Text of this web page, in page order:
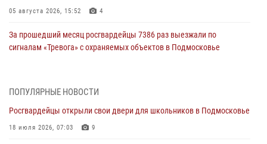
05 августа 2026, 15:52 4
За прошедший месяц росгвардейцы 7386 раз выезжали по
сигналам «Тревога» с охраняемых объектов в Подмосковье
Росгвардейцы пресекли кражу из супермаркета в Подмосковье
03 августа 2026, 15:26
ПОПУЛЯРНЫЕ НОВОСТИ
Росгвардейцы открыли свои двери для школьников в Подмосковье
18 июля 2026, 07:03 9